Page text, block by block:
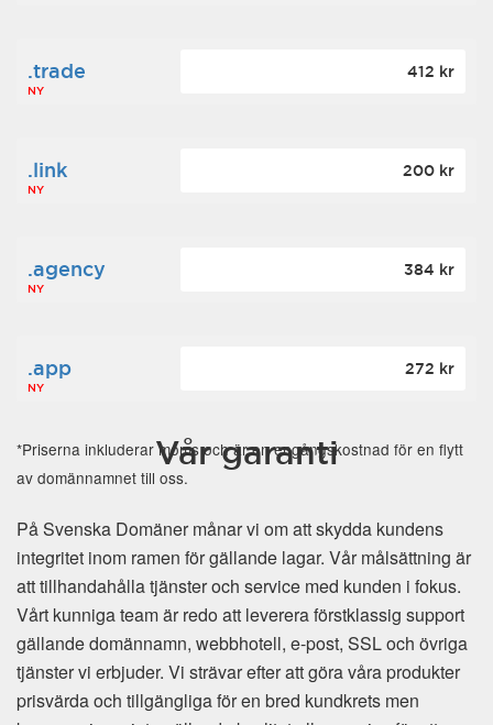
.trade
NY
412 kr
.link
NY
200 kr
.agency
NY
384 kr
.app
NY
272 kr
*Priserna inkluderar moms och är en engångskostnad för en flytt
av domännamnet till oss.
Vår garanti
På Svenska Domäner månar vi om att skydda kundens
integritet inom ramen för gällande lagar. Vår målsättning är
att tillhandahålla tjänster och service med kunden i fokus.
Vårt kunniga team är redo att leverera förstklassig support
gällande domännamn, webbhotell, e-post, SSL och övriga
tjänster vi erbjuder. Vi strävar efter att göra våra produkter
prisvärda och tillgängliga för en bred kundkrets men